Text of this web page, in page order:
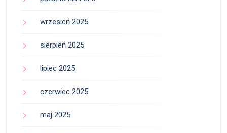
wrzesień 2025
sierpień 2025
lipiec 2025
czerwiec 2025
maj 2025